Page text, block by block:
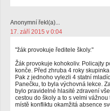
Anonymní řekl(a)...
17. září 2015 v 0:04
"žák provokuje ředitele školy."
Žák provokuje kohokoliv. Policajty
konče. Před zhruba 4 roky
Pak z jednoho vylezli 4 statní
Panečku, to byla výchovná lekce.
bylo pravidelné hlasité zdravení
cestou do školy a to s velmi
místě konfliktu okamžitá absence